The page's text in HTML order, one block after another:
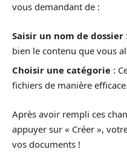
vous demandant de :
Saisir un nom de dossier
bien le contenu que vous
Choisir une catégorie :
fichiers de manière efficace.
Après avoir rempli ces
appuyer sur « Créer »,
vos documents !